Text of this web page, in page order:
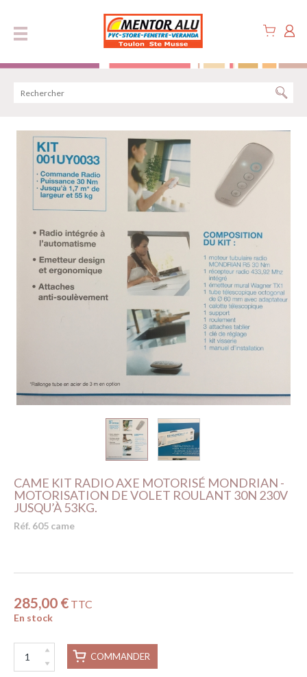
CAME KIT RADIO AXE MOTORISÉ MONDRIAN -
MOTORISATION DE VOLET ROULANT 30N 230V
JUSQU’À 53KG.
Réf. 605 came
285,00 € TTC
En stock
COMMANDER